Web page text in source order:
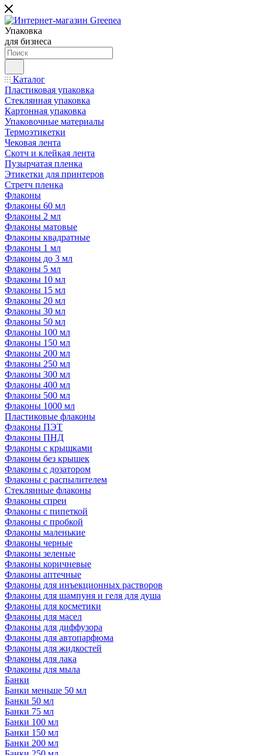
Упаковка
для бизнеса
Каталог
Пластиковая упаковка
Стеклянная упаковка
Картонная упаковка
Упаковочные материалы
Термоэтикетки
Чековая лента
Скотч и клейкая лента
Пузырчатая пленка
Этикетки для принтеров
Стретч пленка
Флаконы
Флаконы 60 мл
Флаконы 2 мл
Флаконы матовые
Флаконы квадратные
Флаконы 1 мл
Флаконы до 3 мл
Флаконы 5 мл
Флаконы 10 мл
Флаконы 15 мл
Флаконы 20 мл
Флаконы 30 мл
Флаконы 50 мл
Флаконы 100 мл
Флаконы 150 мл
Флаконы 200 мл
Флаконы 250 мл
Флаконы 300 мл
Флаконы 400 мл
Флаконы 500 мл
Флаконы 1000 мл
Пластиковые флаконы
Флаконы ПЭТ
Флаконы ПНД
Флаконы с крышками
Флаконы без крышек
Флаконы с дозатором
Флаконы с распылителем
Стеклянные флаконы
Флаконы cпреи
Флаконы с пипеткой
Флаконы с пробкой
Флаконы маленькие
Флаконы черные
Флаконы зеленые
Флаконы коричневые
Флаконы аптечные
Флаконы для инъекционных растворов
Флаконы для шампуня и геля для душа
Флаконы для косметики
Флаконы для масел
Флаконы для диффузора
Флаконы для автопарфюма
Флаконы для жидкостей
Флаконы для лака
Флаконы для мыла
Банки
Банки меньше 50 мл
Банки 50 мл
Банки 75 мл
Банки 100 мл
Банки 150 мл
Банки 200 мл